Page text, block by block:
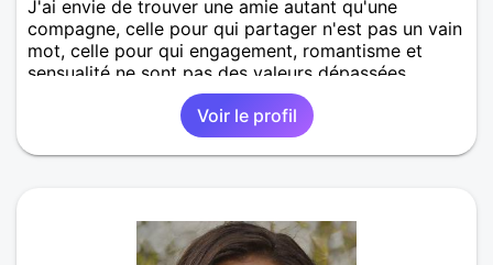
J'ai envie de trouver une amie autant qu'une
compagne, celle pour qui partager n'est pas un vain
mot, celle pour qui engagement, romantisme et
sensualité ne sont pas des valeurs dépassées.
Voir le profil